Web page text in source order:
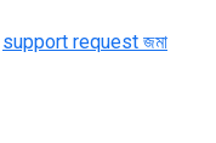
support request জমা